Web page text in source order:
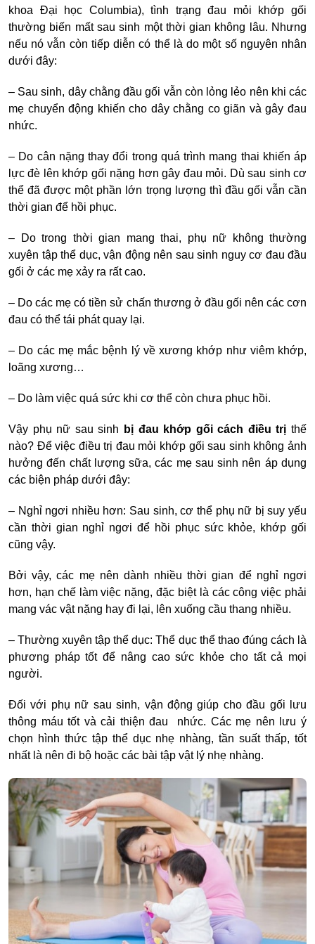
khoa Đại học Columbia), tình trạng đau mỏi khớp gối
thường biến mất sau sinh một thời gian không lâu. Nhưng
nếu nó vẫn còn tiếp diễn có thể là do một số nguyên nhân
dưới đây:
– Sau sinh, dây chằng đầu gối vẫn còn lỏng lẻo nên khi các
mẹ chuyển động khiến cho dây chằng co giãn và gây đau
nhức.
– Do cân nặng thay đổi trong quá trình mang thai khiến áp
lực đè lên khớp gối nặng hơn gây đau mỏi. Dù sau sinh cơ
thể đã được một phần lớn trọng lượng thì đầu gối vẫn cần
thời gian để hồi phục.
– Do trong thời gian mang thai, phụ nữ không thường
xuyên tập thể dục, vận động nên sau sinh nguy cơ đau đầu
gối ở các mẹ xảy ra rất cao.
– Do các mẹ có tiền sử chấn thương ở đầu gối nên các cơn
đau có thể tái phát quay lại.
– Do các mẹ mắc bệnh lý về xương khớp như viêm khớp,
loãng xương…
– Do làm việc quá sức khi cơ thể còn chưa phục hồi.
Vậy phụ nữ sau sinh bị đau khớp gối cách điều trịthế
nào? Để việc điều trị đau mỏi khớp gối sau sinh không ảnh
hưởng đến chất lượng sữa, các mẹ sau sinh nên áp dụng
các biện pháp dưới đây:
– Nghỉ ngơi nhiều hơn: Sau sinh, cơ thể phụ nữ bị suy yếu
cần thời gian nghỉ ngơi để hồi phục sức khỏe, khớp gối
cũng vậy.
Bởi vậy, các mẹ nên dành nhiều thời gian để nghỉ ngơi
hơn, hạn chế làm việc nặng, đặc biệt là các công việc phải
mang vác vật nặng hay đi lại, lên xuống cầu thang nhiều.
– Thường xuyên tập thể dục: Thể dục thể thao đúng cách là
phương pháp tốt để nâng cao sức khỏe cho tất cả mọi
người.
Đối với phụ nữ sau sinh, vận động giúp cho đầu gối lưu
thông máu tốt và cải thiện đau nhức. Các mẹ nên lưu ý
chọn hình thức tập thể dục nhẹ nhàng, tần suất thấp, tốt
nhất là nên đi bộ hoặc các bài tập vật lý nhẹ nhàng.